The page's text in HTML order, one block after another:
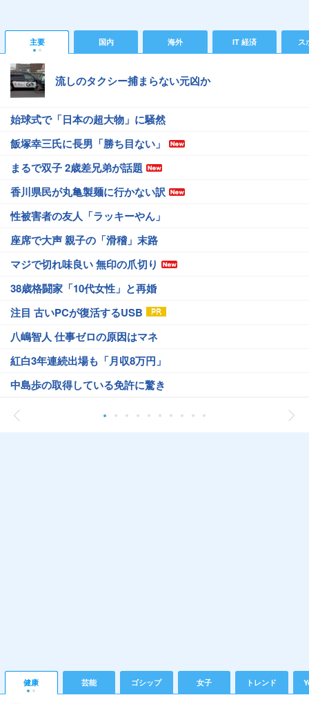
主要 国内 海外 IT 経済 ス
流しのタクシー捕まらない元凶か
始球式で「日本の超大物」に騒然
飯塚幸三氏に長男「勝ち目ない」
まるで双子 2歳差兄弟が話題
香川県民が丸亀製麺に行かない訳
性被害者の友人「ラッキーやん」
座席で大声 親子の「滑稽」末路
マジで切れ味良い 無印の爪切り
38歳格闘家「10代女性」と再婚
注目 古いPCが復活するUSB
八嶋智人 仕事ゼロの原因はマネ
紅白3年連続出場も「月収8万円」
中島歩の取得している免許に驚き
健康 芸能 ゴシップ 女子 トレンド